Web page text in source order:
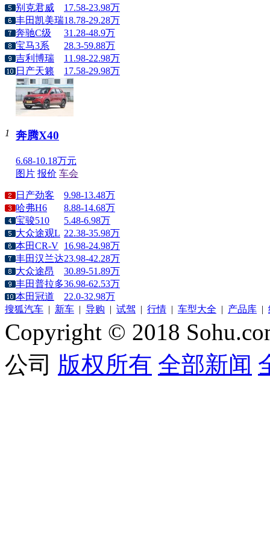
别克君威
17.58-23.98万
丰田凯美瑞18.78-29.28万
奔驰C级
31.28-48.9万
宝马3系
28.3-59.88万
吉利博瑞
11.98-22.98万
日产天籁
17.58-29.98万
1 奔腾X40
6.68-10.18万元
图片 报价 车会
日产劲客
9.98-13.48万
哈弗H6
8.88-14.68万
宝骏510
5.48-6.98万
大众途观L 22.38-35.98万
本田CR-V 16.98-24.98万
丰田汉兰达23.98-42.28万
大众途昂
30.89-51.89万
丰田普拉多36.98-62.53万
本田冠道
22.0-32.98万
搜狐汽车 | 新车 | 导购 | 试驾 | 行情 | 车型大全 | 产品库 |
Copyright © 2018
公司 版权所有 全部新闻